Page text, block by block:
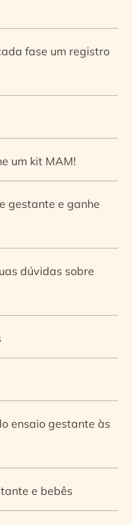
fase um registro
um kit MAM!
gestante e ganhe
dúvidas sobre
ensaio gestante às
e bebês